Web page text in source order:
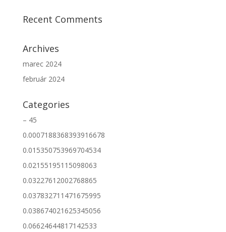
Recent Comments
Archives
marec 2024
február 2024
Categories
– 45
0.0007188368393916678
0.015350753969704534
0.02155195115098063
0.03227612002768865
0.037832711471675995
0.038674021625345056
0.06624644817142533